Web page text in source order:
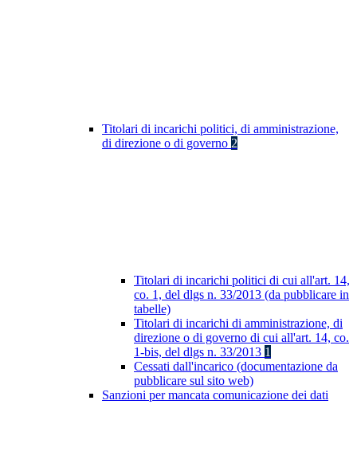
Titolari di incarichi politici, di amministrazione,
di direzione o di governo 2
Titolari di incarichi politici di cui all'art. 14,
co. 1, del dlgs n. 33/2013 (da pubblicare in
tabelle)
Titolari di incarichi di amministrazione, di
direzione o di governo di cui all'art. 14, co.
1-bis, del dlgs n. 33/2013 1
Cessati dall'incarico (documentazione da
pubblicare sul sito web)
Sanzioni per mancata comunicazione dei dati